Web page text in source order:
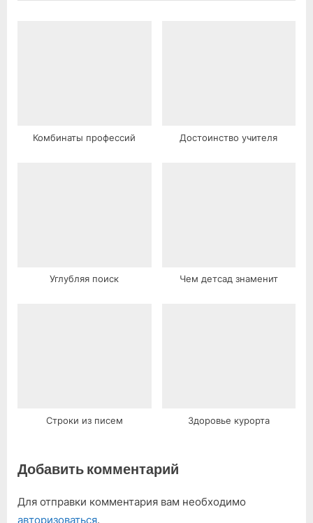
Комбинаты профессий Достоинство учителя
Углубляя поиск Чем детсад знаменит
Строки из писем Здоровье курорта
Добавить комментарий
Для отправки комментария вам необходимо
авторизоваться.